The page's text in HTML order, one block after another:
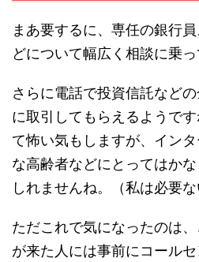
まあ要するに、専任の銀行
どについて幅広く相談に乗っ
さらに電話で投資信託など
に取引してもらえるようで
て怖い気もしますが、イン
な高齢者などにとってはか
しれませんね。（私は必要な
ただこれで気になったのは
が来た人には事前にコール